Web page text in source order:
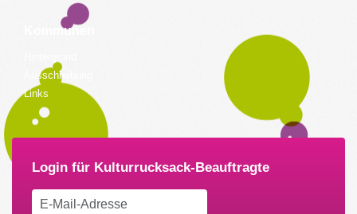
Kommunen
Ausschreibung
Links